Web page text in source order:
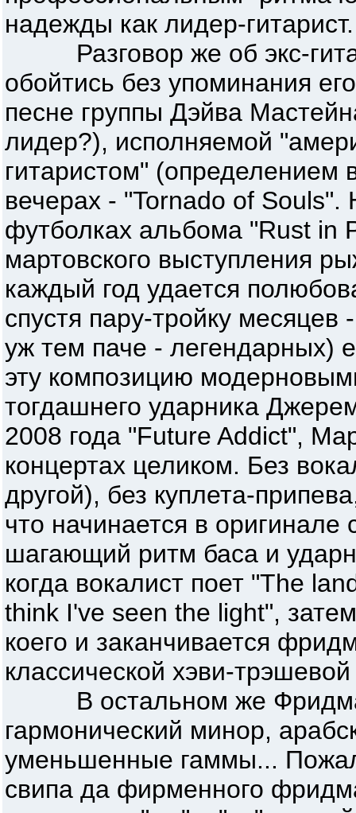
надежды как лидер-гитарист.
Разговор же об экс-
обойтись без упоминания
песне группы Дэйва
лидер?), исполняемой
гитаристом" (определением
вечерах - "Tornado of
футболках альбома "Rust in
мартовского выступления
каждый год удается
спустя пару-тройку
уж тем паче - легендарных)
эту композицию
тогдашнего ударника
2008 года "Future Addict",
концертах целиком. Без
другой), без куплета-
что начинается в
шагающий ритм баса и
когда вокалист поет "The
think I've seen the light",
коего и заканчивается
классической хэви-
В остальном же
гармонический минор,
уменьшенные гаммы...
свипа да фирменного